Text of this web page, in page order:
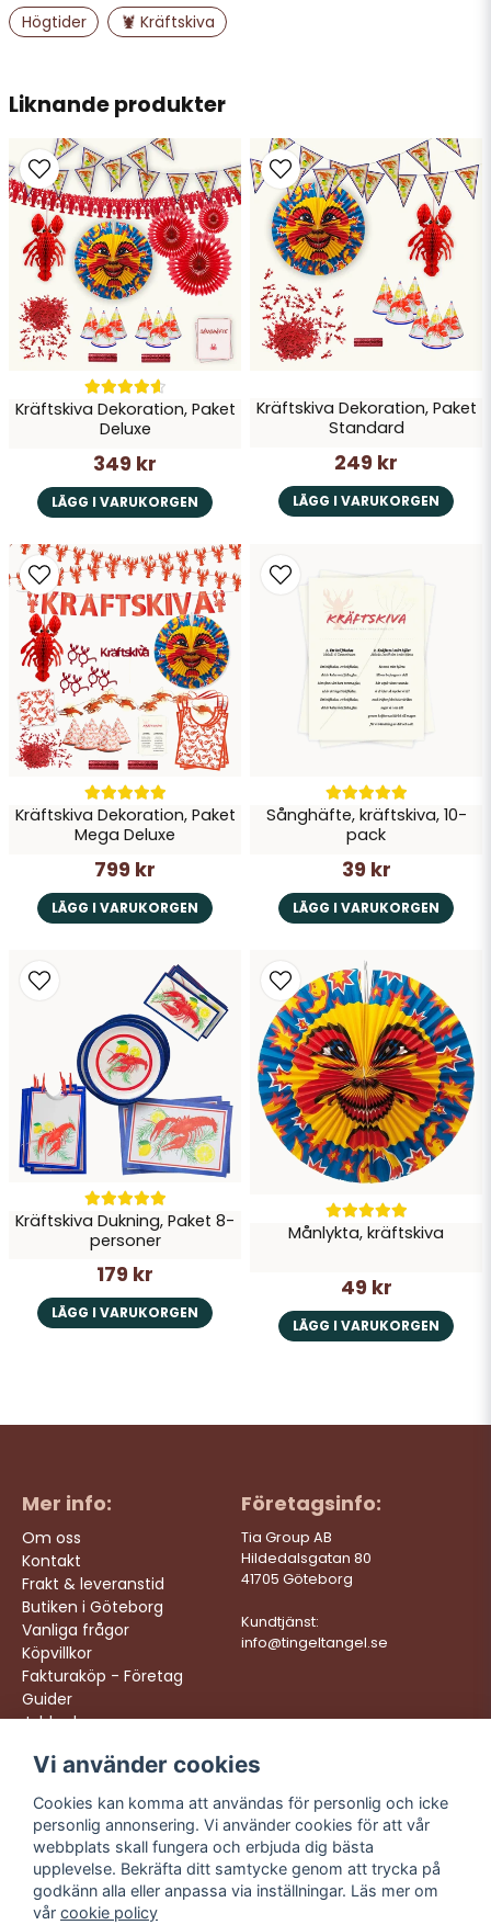
name
Namn
email
Mejladress
Ja, ni får publicera min fråga
Skicka fråga
Liknande produkter
Kräftskiva Dekoration, Paket
Deluxe
349 kr
LÄGG I VARUKORGEN
Kräftskiva Dekoration, Paket
Standard
249 kr
LÄGG I VARUKORGEN
Kräftskiva Dekoration, Paket
Mega Deluxe
799 kr
LÄGG I VARUKORGEN
Sånghäfte, kräftskiva, 10-
pack
39 kr
LÄGG I VARUKORGEN
Kräftskiva Dukning, Paket 8-
personer
179 kr
LÄGG I VARUKORGEN
Månlykta, kräftskiva
49 kr
LÄGG I VARUKORGEN
Högtider
🦞 Kräftskiva
Mer info:
Om oss
Kontakt
Frakt & leveranstid
Butiken i Göteborg
Vanliga frågor
Köpvillkor
Fakturaköp - Företag
Guider
Jobba hos oss
Företagsinfo:
Tia Group AB
Hildedalsgatan 80
41705 Göteborg
Kundtjänst:
info@tingeltangel.se
Följ oss:
Instagram
Facebook
TikTok
YouTube
Vi levererar:
Snabba leveranser
Trygga köp
Fri frakt över 499:-
Trevlig kundtjänst
Vi använder cookies
Cookies kan komma att användas för personlig och icke
personlig annonsering. Vi använder cookies för att vår
webbplats skall fungera och erbjuda dig bästa
upplevelse. Bekräfta ditt samtycke genom att trycka på
godkänn alla eller anpassa via inställningar. Läs mer om
vår cookie policy